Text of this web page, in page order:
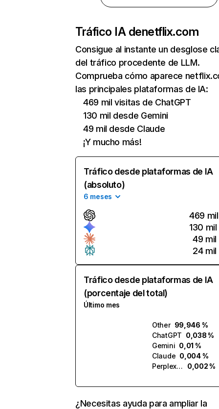
Tráfico IA denetflix.com
Consigue al instante un desglose
del tráfico procedente de LLM.
Comprueba cómo aparece
las principales plataformas de IA:
469 mil visitas de ChatGPT
130 mil desde Gemini
49 mil desde Claude
¡Y mucho más!
Tráfico desde plataformas de IA
(absoluto)
6 meses
469 mil
130 mil
49 mil
24 mil
Tráfico desde plataformas de IA
(porcentaje del total)
Último mes
Other 99,946 %
ChatGPT 0,038 %
Gemini 0,01 %
Claude 0,004 %
Perplexity
0,002 %
¿Necesitas ayuda para ampliar la